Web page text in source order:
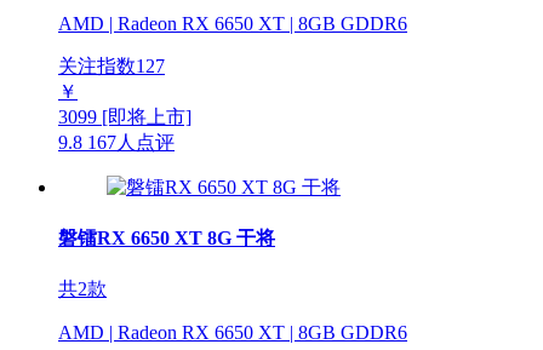
AMD | Radeon RX 6650 XT | 8GB GDDR6
关注指数127
￥
3099 [即将上市]
9.8 167人点评
磐镭RX 6650 XT 8G 干将
共2款
AMD | Radeon RX 6650 XT | 8GB GDDR6